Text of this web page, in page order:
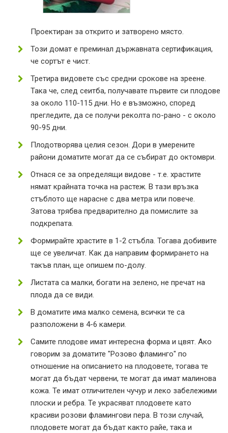
Проектиран за открито и затворено място.
Този домат е преминал държавната сертификация,
че сортът е чист.
Третира видовете със средни срокове на зреене.
Така че, след сеитба, получавате първите си плодове
за около 110-115 дни. Но е възможно, според
прегледите, да се получи реколта по-рано - с около
90-95 дни.
Плодотворява целия сезон. Дори в умерените
райони доматите могат да се събират до октомври.
Отнася се за определящи видове - т.е. храстите
нямат крайната точка на растеж. В тази връзка
стъблото ще нарасне с два метра или повече.
Затова трябва предварително да помислите за
подкрепата.
Формирайте храстите в 1-2 стъбла. Тогава добивите
ще се увеличат. Как да направим формирането на
такъв план, ще опишем по-долу.
Листата са малки, богати на зелено, не пречат на
плода да се види.
В доматите има малко семена, всички те са
разположени в 4-6 камери.
Самите плодове имат интересна форма и цвят. Ако
говорим за доматите "Розово фламинго" по
отношение на описанието на плодовете, тогава те
могат да бъдат червени, те могат да имат малинова
кожа. Те имат отличителен чучур и леко забележими
плоски и ребра. Те украсяват плодовете като
красиви розови фламингови пера. В този случай,
плодовете могат да бъдат както райе, така и